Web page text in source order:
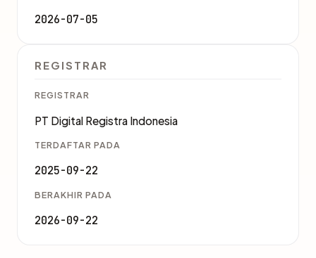
2026-07-05
REGISTRAR
REGISTRAR
PT Digital Registra Indonesia
TERDAFTAR PADA
2025-09-22
BERAKHIR PADA
2026-09-22